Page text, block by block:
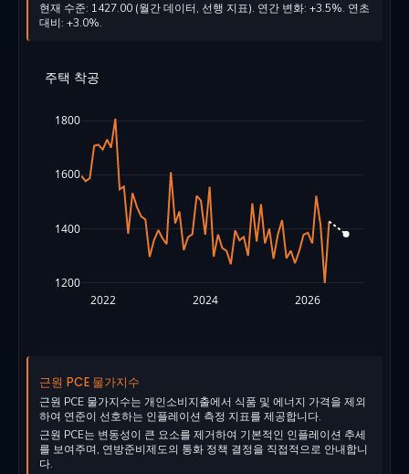
현재 수준: 1427.00 (월간 데이터, 선행 지표). 연간 변화: +3.5%. 연초
대비: +3.0%.
2022 2024 2026
1200
1400
1600
1800
주택 착공
근원 PCE 물가지수
근원 PCE 물가지수는 개인소비지출에서 식품 및 에너지 가격을 제외
하여 연준이 선호하는 인플레이션 측정 지표를 제공합니다.
근원 PCE는 변동성이 큰 요소를 제거하여 기본적인 인플레이션 추세
를 보여주며, 연방준비제도의 통화 정책 결정을 직접적으로 안내합니
다.